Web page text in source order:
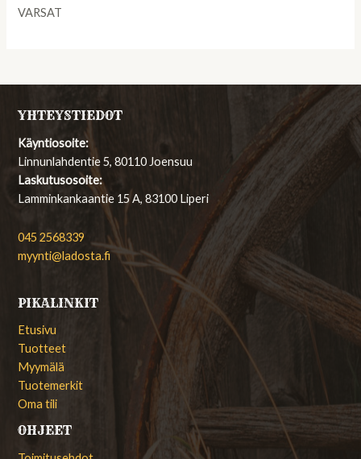
VARSAT
YHTEYSTIEDOT
Käyntiosoite:
Linnunlahdentie 5, 80110 Joensuu
Laskutusosoite:
Lamminkankaantie 15 A, 83100 Liperi
045 2568339
myynti@ladosta.fi
PIKALINKIT
Etusivu
Tuotteet
Myymälä
Tuotemerkit
Oma tili
OHJEET